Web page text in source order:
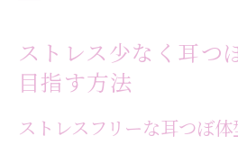
ストレス少なく耳つ
目指す方法
ストレスフリーな耳つぼ